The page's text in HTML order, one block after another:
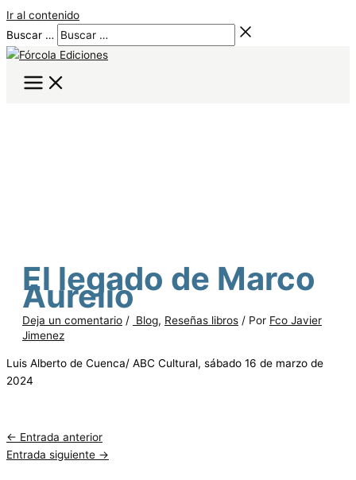
Ir al contenido
Buscar …
El legado de Marco
Aurelio
Deja un comentario / Blog, Reseñas libros / Por Fco Javier
Jimenez
Luis Alberto de Cuenca/ ABC Cultural, sábado 16 de marzo de
2024
← Entrada anterior
Entrada siguiente →